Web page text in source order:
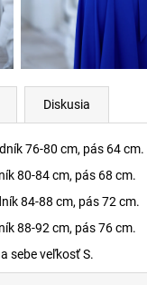
Diskusia
76-80 cm, pás 64 cm.
80-84 cm, pás 68 cm.
84-88 cm, pás 72 cm.
88-92 cm, pás 76 cm.
sebe veľkosť S.